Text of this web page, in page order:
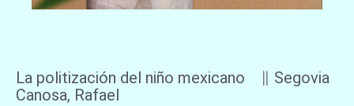
La politización del niño mexicano ∥ Segovia
Canosa, Rafael